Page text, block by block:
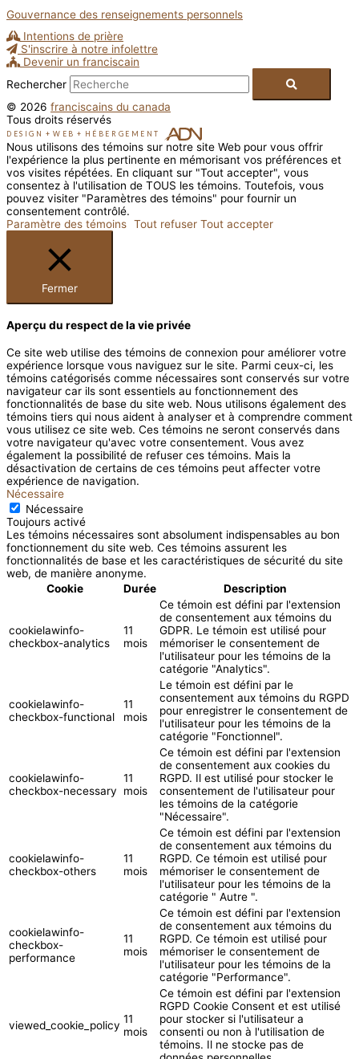
Gouvernance des renseignements personnels
Intentions de prière
S'inscrire à notre infolettre
Devenir un franciscain
Rechercher
© 2026 franciscains du canada
Tous droits réservés
DESIGN + WEB + HÉBERGEMENT
Nous utilisons des témoins sur notre site Web pour vous offrir
l'expérience la plus pertinente en mémorisant vos préférences et
vos visites répétées. En cliquant sur "Tout accepter", vous
consentez à l'utilisation de TOUS les témoins. Toutefois, vous
pouvez visiter "Paramètres des témoins" pour fournir un
consentement contrôlé.
Paramètre des témoins Tout refuser Tout accepter
Fermer
Aperçu du respect de la vie privée
Ce site web utilise des témoins de connexion pour améliorer votre
expérience lorsque vous naviguez sur le site. Parmi ceux-ci, les
témoins catégorisés comme nécessaires sont conservés sur votre
navigateur car ils sont essentiels au fonctionnement des
fonctionnalités de base du site web. Nous utilisons également des
témoins tiers qui nous aident à analyser et à comprendre comment
vous utilisez ce site web. Ces témoins ne seront conservés dans
votre navigateur qu'avec votre consentement. Vous avez
également la possibilité de refuser ces témoins. Mais la
désactivation de certains de ces témoins peut affecter votre
expérience de navigation.
Nécessaire
Nécessaire
Toujours activé
Les témoins nécessaires sont absolument indispensables au bon
fonctionnement du site web. Ces témoins assurent les
fonctionnalités de base et les caractéristiques de sécurité du site
web, de manière anonyme.
Cookie
Durée Description
cookielawinfo-
checkbox-analytics
11
mois
Ce témoin est défini par l'extension
de consentement aux témoins du
GDPR. Le témoin est utilisé pour
mémoriser le consentement de
l'utilisateur pour les témoins de la
catégorie "Analytics".
cookielawinfo-
checkbox-functional
11
mois
Le témoin est défini par le
consentement aux témoins du RGPD
pour enregistrer le consentement de
l'utilisateur pour les témoins de la
catégorie "Fonctionnel".
cookielawinfo-
checkbox-necessary
11
mois
Ce témoin est défini par l'extension
de consentement aux cookies du
RGPD. Il est utilisé pour stocker le
consentement de l'utilisateur pour
les témoins de la catégorie
"Nécessaire".
cookielawinfo-
checkbox-others
11
mois
Ce témoin est défini par l'extension
de consentement aux témoins du
RGPD. Ce témoin est utilisé pour
mémoriser le consentement de
l'utilisateur pour les témoins de la
catégorie " Autre ".
cookielawinfo-
checkbox-
performance
11
mois
Ce témoin est défini par l'extension
de consentement aux témoins du
RGPD. Ce témoin est utilisé pour
mémoriser le consentement de
l'utilisateur pour les témoins de la
catégorie "Performance".
viewed_cookie_policy 11
mois
Ce témoin est défini par l'extension
RGPD Cookie Consent et est utilisé
pour stocker si l'utilisateur a
consenti ou non à l'utilisation de
témoins. Il ne stocke pas de